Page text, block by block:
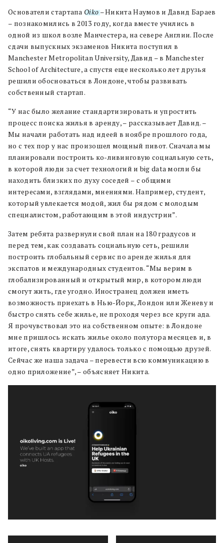
Основатели стартапа Oiko–Никита Наумов и Давид Бараев
– познакомились в 2013 году, когда вместе учились в
одной из школ возле Манчестера, на севере Англии. После
сдачи выпускных экзаменов Никита поступил в
Manchester Metropolitan University, Давид – в Manchester
School of Architecture, а спустя еще несколько лет друзья
решили обосноваться в Лондоне, чтобы развивать
собственный стартап.
“У нас было желание стандартизировать и упростить
процесс поиска жилья в аренду, – рассказывает Давид. –
Мы начали работать над идеей в ноябре прошлого года,
но с тех пор у нас произошел мощный пивот. Сначала мы
планировали построить ко-ливинговую социальную сеть,
в которой люди за счет технологий и big data могли бы
находить близких по духу соседей – с общими
интересами, взглядами, мнениями. Например, студент,
который увлекается модой, жил бы рядом с молодым
специалистом, работающим в этой индустрии”.
Затем ребята развернули свой план на 180 градусов и
перед тем, как создавать социальную сеть, решили
построить глобальный сервис по аренде жилья для
экспатов и международных студентов. “Мы верим в
глобализированный и открытый мир, в котором люди
смогут жить, где угодно. Иностранец должен иметь
возможность приехать в Нью-Йорк, Лондон или Женеву и
быстро снять себе жилье, не проходя через все круги ада.
Я прочувствовал это на собственном опыте: в Лондоне
мне пришлось искать жилье около полутора месяцев и, в
итоге, снять квартиру удалось только с помощью друзей.
Сейчас же наша задача – перевести всю коммуникацию в
одно приложение”, – объясняет Никита.